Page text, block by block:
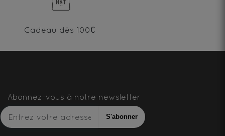
Cadeau dès 100€
Abonnez-vous à notre newsletter
S'abonner